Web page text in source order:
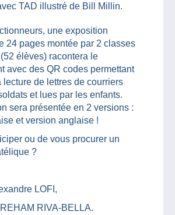
TAD illustré de Bill Millin.
une exposition
24 pages montée par 2 classes
élèves) racontera le
avec des QR codes permettant
lecture de lettres de courriers
et lues par les enfants.
sera présentée en 2 versions :
et version anglaise !
ou de vous procurer un
?
LOFI,
RIVA-BELLA.